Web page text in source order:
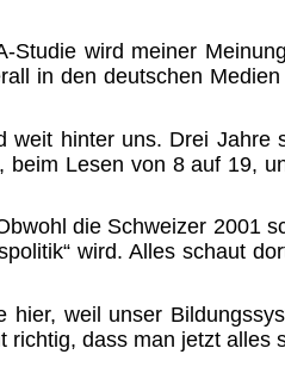
Studie wird meiner
in den deutschen
hinter uns. Drei Jahre
Lesen von 8 auf 19,
die Schweizer 2001
wird. Alles schaut
hier, weil unser
dass man jetzt alles